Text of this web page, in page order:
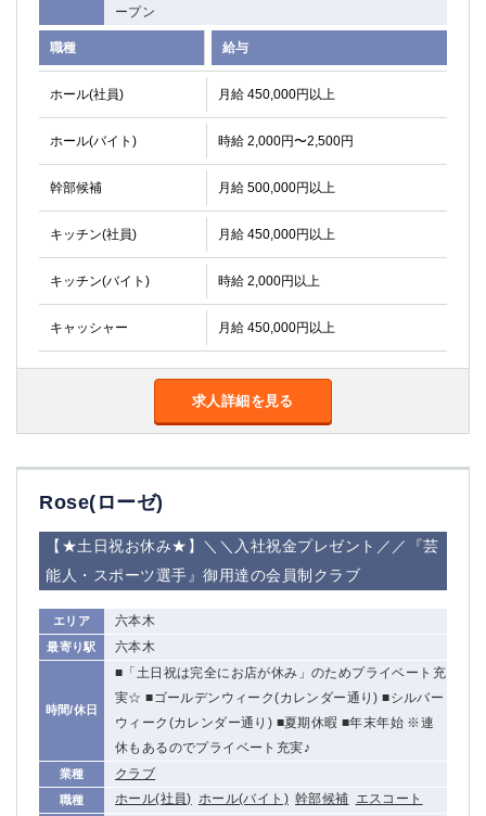
ープン
職種 給与
ホール(社員) 月給 450,000円以上
ホール(バイト) 時給 2,000円〜2,500円
幹部候補 月給 500,000円以上
キッチン(社員) 月給 450,000円以上
キッチン(バイト) 時給 2,000円以上
キャッシャー 月給 450,000円以上
求人詳細を見る
Rose(ローゼ)
【★土日祝お休み★】＼＼入社祝金プレゼント／／『芸
能人・スポーツ選手』御用達の会員制クラブ
エリア 六本木
最寄り駅 六本木
時間/休日
■「土日祝は完全にお店が休み」のためプライベート充
実☆ ■ゴールデンウィーク(カレンダー通り) ■シルバー
ウィーク(カレンダー通り) ■夏期休暇 ■年末年始 ※連
休もあるのでプライベート充実♪
業種 クラブ
職種 ホール(社員) ホール(バイト) 幹部候補 エスコート